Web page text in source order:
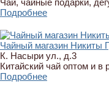
Подробнее
Чайный магазин Никиты
К. Насыри ул., д.3
Китайский чай оптом и в
Подробнее